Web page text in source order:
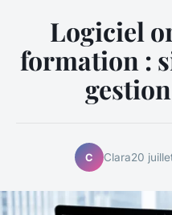
Logiciel
formation :
C Clara20